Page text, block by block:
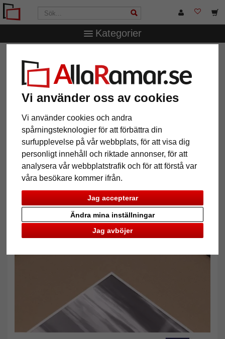
Vi använder oss av cookies
Vi använder cookies och andra
spårningsteknologier för att förbättra din
surfupplevelse på vår webbplats, för att visa dig
personligt innehåll och riktade annonser, för att
analysera vår webbplatstrafik och för att förstå var
våra besökare kommer ifrån.
Jag accepterar
Jag avböjer
Ändra mina inställningar
Kategorier
mm strukturpapper-passepartout efter mått
1,3 mm strukturpapper-
passepartout efter mått
Pictures Preview
Tillbaka